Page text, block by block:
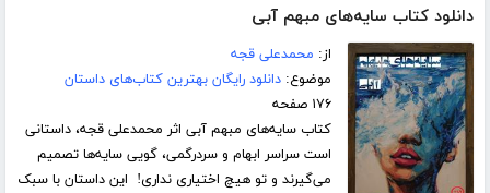
دانلود کتاب سایه‌های مبهم آبی
از: محمدعلی قجه
موضوع:دانلود رایگان بهترین کتاب‌های داستان
۱۷۶ صفحه
کتاب سایه‌های مبهم آبی اثر محمدعلی قجه، داستانی
است سراسر ابهام و سردرگمی، گویی سایه‌ها تصمیم
می‌گیرند و تو هیچ اختیاری نداری! این داستان با سبک